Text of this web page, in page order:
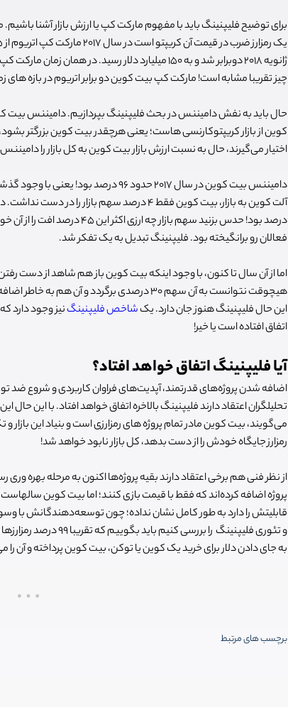
برای توضیح فلیپنینگ باید با مفهوم مارکت کپ یا ارزش بازار آشنا
چیز تقریبا مشابه است! مارکت کپ بیت کوین دو برابر اتریوم در بازه
کوین از بازار کریپتوکارنسی هاست؛ یعنی هرچقدر بیت کوین بزرگتر
اختیار می‌گیرند، حال به نسبت ارزش بازار بیت کوین به کل بازار را
فعالان رو برانگیخته بود. فلیپنینگ تبدیل به یک تفکر شد.
هیچوقت نتوانست به آن سهم 30 درصدی برگردد و
این حال فلیپنینگ هنوز جان دارد. یکشاخص فلیپنینگنیز وجود دارد
اتفاق افتاده است یا خیر!
آیا فلیپنینگ اتفاق خواهد افتاد؟
اضافه شدن پروژه‌های قدرتمند، آپدیت‌های فراوان کاربردی و شروع
تحلیلگران اعتقاد دارند فلیپنینگ بالاخره اتفاق خواهد افتاد.با این حال
می‌گویند، بیت کوین مادر تمام پروژه های رمزارزی است و بنیاد این
رمزارز جایگاه خودش را از دست بدهد، کل بازار نابود خواهد شد!
از نظر فنی هم برخی اعتقاد دارند بقیه پروژه‌ها اکنون به مرحله بهره
پروژه اضافه کرده‌اند که فقط با قیمت بازی کنند؛ اما بیت کوین
قابلیتش را دارد به طور کامل نشان نداده؛ چون توسعه‌دهندگانش با
و تئوریفلیپنینگ
را بررسی کنیم باید
به جای دادن دلار برای خرید یک کوین یا توکن، بیت کوین پرداخته و آن را
برچسب های مرتبط